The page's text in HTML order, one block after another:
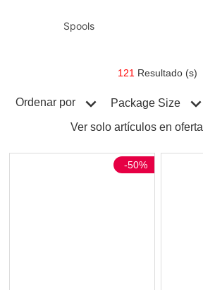
Spools
121 Resultado (s)
Ordenar por Package Size
Ver solo artículos en oferta
-50%